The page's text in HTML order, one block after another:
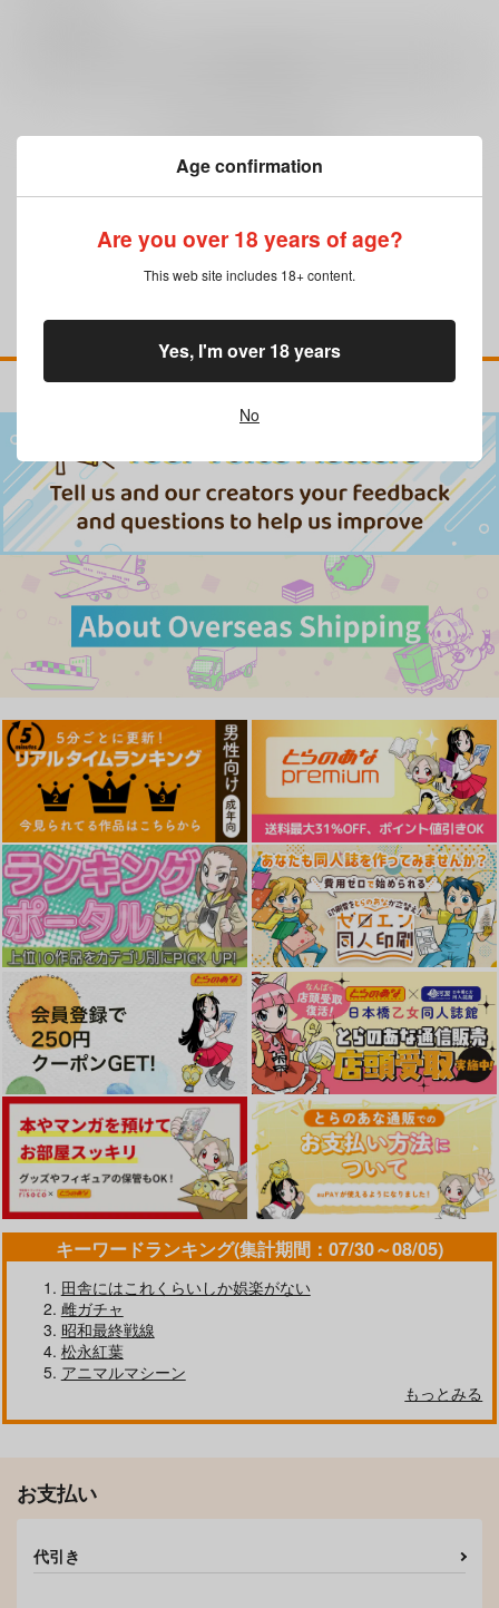
キーワードランキング(集計期間：07/30～08/05)
田舎にはこれくらいしか娯楽がない
雌ガチャ
昭和最終戦線
松永紅葉
アニマルマシーン
もっとみる
お支払い
代引き
Age confirmation
Are you over 18 years of age?
This web site includes 18+ content.
No
Yes, I'm over 18 years